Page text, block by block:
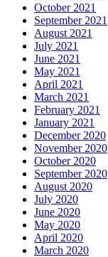
October 2021
September 2021
August 2021
July 2021
June 2021
May 2021
April 2021
March 2021
February 2021
January 2021
December 2020
November 2020
October 2020
September 2020
August 2020
July 2020
June 2020
May 2020
April 2020
March 2020